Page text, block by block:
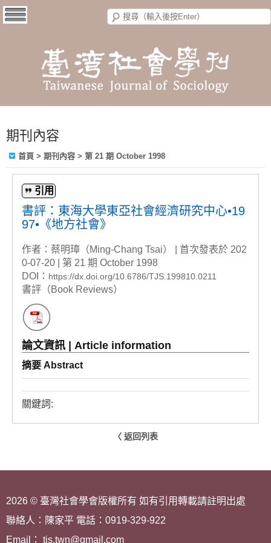
期刊內容
首頁 > 期刊內容 > 第 21 期 October 1998
引用
書評：東海大學東亞社會經濟研究中心•19
97•《地方社會》
作者：蔡明璋（Ming-Chang Tsai） | 首次發表於 202
0-07-20 | 第 21 期 October 1998
DOI： https://dx.doi.org/10.6786/TJS.199810.0211
書評（Book Reviews）
論文資訊 | Article information
摘要 Abstract
關鍵詞:
〈 返回列表
2026 © 臺灣社會學會版權所有 如有引用轉載請註明出處
聯絡人：陳家平 電話：0919-329-922
Email： tjs.twn@gmail.com